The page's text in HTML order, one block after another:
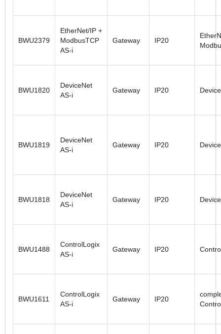
BWU2379
EtherNet/IP +
ModbusTCP
AS-i
Gateway IP20
BWU1820
DeviceNet
AS-i
Gateway IP20
BWU1819
DeviceNet
AS-i
Gateway IP20
BWU1818
DeviceNet
AS-i
Gateway IP20
BWU1488
ControlLogix
AS-i
Gateway IP20
BWU1611
ControlLogix
AS-i
Gateway IP20